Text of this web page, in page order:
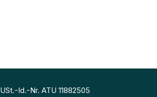
USt.-Id.-Nr. ATU 11882505